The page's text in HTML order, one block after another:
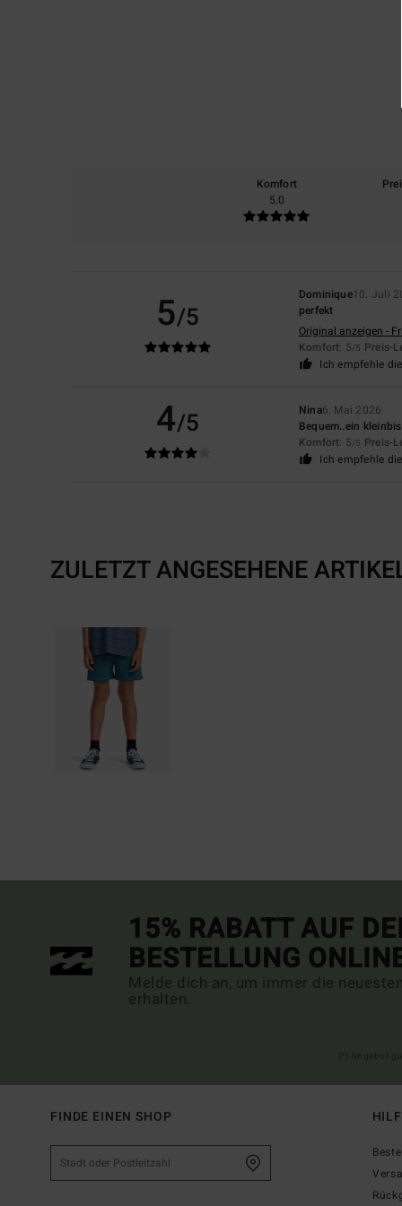
Komfort
5.0
5/5
Dominique10. Juli
perfekt
Original anzeigen -
Komfort: 5/5 Preis-
Ich empfehle
4/5 Nina6. Mai 2026
Bequem..ein
Komfort: 5/5 Preis-
Ich empfehle
ZULETZT ANGESEHENE
15% RABATT AUF
BESTELLUNG
Melde dich an, um immer die
erhalten.
FINDE EINEN SHOP